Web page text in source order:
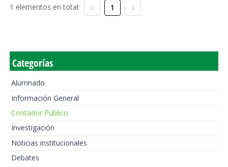
1 elementos en total: 1
Categorías
Alumnado
Información General
Contador Público
Investigación
Noticias institucionales
Debates